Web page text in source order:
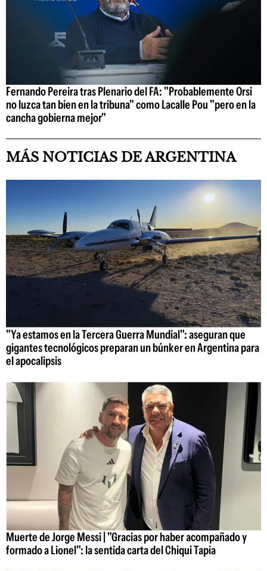
Fernando Pereira tras Plenario del FA: "Probablemente Orsi
no luzca tan bien en la tribuna" como Lacalle Pou "pero en la
cancha gobierna mejor"
MÁS NOTICIAS DE ARGENTINA
"Ya estamos en la Tercera Guerra Mundial": aseguran que
gigantes tecnológicos preparan un búnker en Argentina para
el apocalipsis
Muerte de Jorge Messi | "Gracias por haber acompañado y
formado a Lionel": la sentida carta del Chiqui Tapia